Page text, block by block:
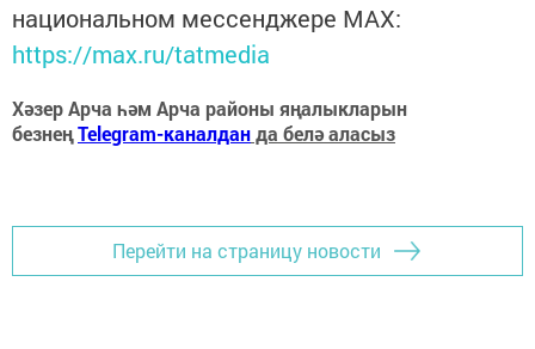
национальном мессенджере MАХ:
https://max.ru/tatmedia
Хәзер Арча һәм Арча районы яңалыкларын
безнеңTelegram-каналданда белә аласыз
Перейти на страницу новости